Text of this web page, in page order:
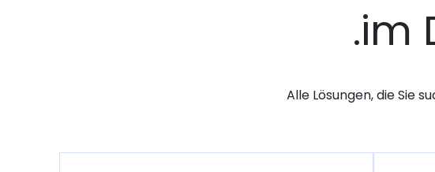
.im
Alle Lösungen, die Sie